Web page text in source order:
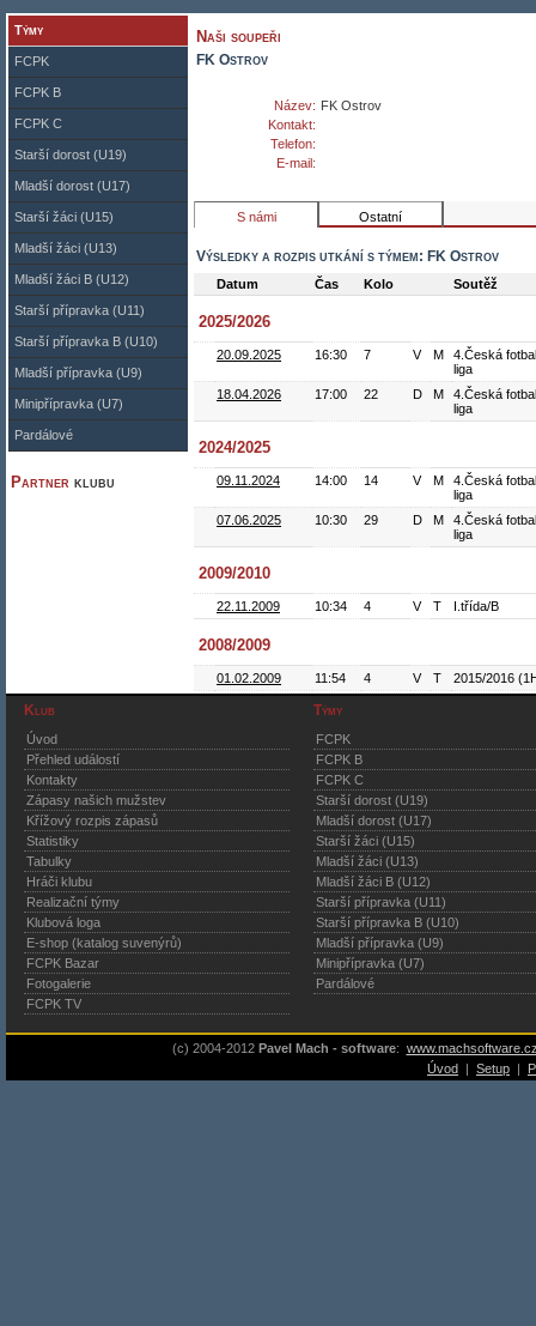
Týmy
FCPK
FCPK B
FCPK C
Starší dorost (U19)
Mladší dorost (U17)
Starší žáci (U15)
Mladší žáci (U13)
Mladší žáci B (U12)
Starší přípravka (U11)
Starší přípravka B (U10)
Mladší přípravka (U9)
Minipřípravka (U7)
Pardálové
Partner klubu
Naši soupeři
FK Ostrov
Název: FK Ostrov
Kontakt:
Telefon:
E-mail:
S námi Ostatní
Výsledky a rozpis utkání s týmem: FK Ostrov
Datum Čas Kolo Soutěž
2025/2026
20.09.2025 16:30 7 V M
4.Česká
liga
18.04.2026
17:00 22 D M
4.Česká
liga
2024/2025
09.11.2024 14:00 14 V M
4.Česká
liga
07.06.2025
10:30 29 D M
4.Česká
liga
2009/2010
22.11.2009 10:34 4 V T I.třída/B
2008/2009
01.02.2009 11:54 4 V T 2015/2016
Klub
Úvod
Přehled událostí
Kontakty
Zápasy našich mužstev
Křížový rozpis zápasů
Statistiky
Tabulky
Hráči klubu
Realizační týmy
Klubová loga
E-shop (katalog suvenýrů)
FCPK Bazar
Fotogalerie
FCPK TV
Týmy
FCPK
FCPK B
FCPK C
Starší dorost (U19)
Mladší dorost (U17)
Starší žáci (U15)
Mladší žáci (U13)
Mladší žáci B (U12)
Starší přípravka (U11)
Starší přípravka B (U10)
Mladší přípravka (U9)
Minipřípravka (U7)
Pardálové
(c) 2004-2012 Pavel Mach - software:
Úvod | Setup |